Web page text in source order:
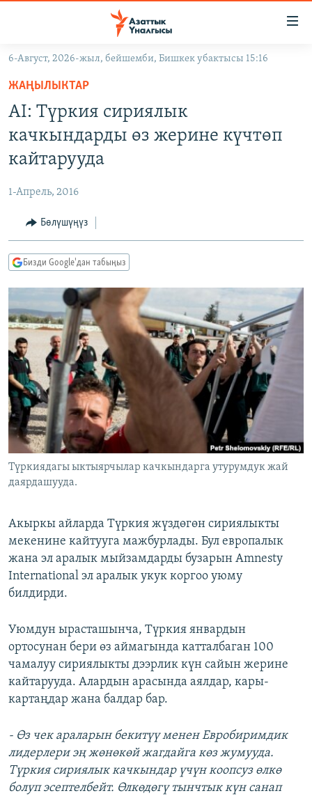
Навигацияга
өтүңүз
Издөөгө
салыңызКЫРГЫЗСТАН
САЯСАТ
МАДАНИЯТ
ДҮЙНӨ
ДҮЙНӨ
УКРАИНА
ТВ ПРОГРАММАЛАР
БҮГҮН АЗАТТЫКТА
ДАНИСТЕ
ЭЖЕ-СИҢДИЛЕР
АЗАТТЫК+
ЫҢГАЙСЫЗ СУРООЛОР
ПОДКАСТ
Русский
ОНЛАЙН ШЕРИНЕ
ЭЕ/АРнун бардык сайттары
6-Август, 2026-жыл, бейшемби, Бишкек убактысы 15:16
ЖАҢЫЛЫКТАР
AI: Түркия сириялык
качкындарды өз жерине күчтөп
кайтарууда
1-Апрель, 2016
Бөлүшүңүз
Бизди Google'дан табыңыз
Түркиядагы ыктыярчылар качкындарга утурумдук жай
даярдашууда.
Акыркы айларда Түркия жүздөгөн сириялыкты
мекенине кайтууга мажбурлады. Бул европалык
жана эл аралык мыйзамдарды бузарын Amnesty
International эл аралык укук коргоо уюму
билдирди.
Уюмдун ырасташынча, Түркия январдын
ортосунан бери өз аймагында катталбаган 100
чамалуу сириялыкты дээрлик күн сайын жерине
кайтарууда. Алардын арасында аялдар, кары-
картаңдар жана балдар бар.
- Өз чек араларын бекитүү менен Евробиримдик
лидерлери эң жөнөкөй жагдайга көз жумууда.
Түркия сириялык качкындар үчүн коопсуз өлкө
болуп эсептелбейт. Өлкөдөгү тынчтык күн санап